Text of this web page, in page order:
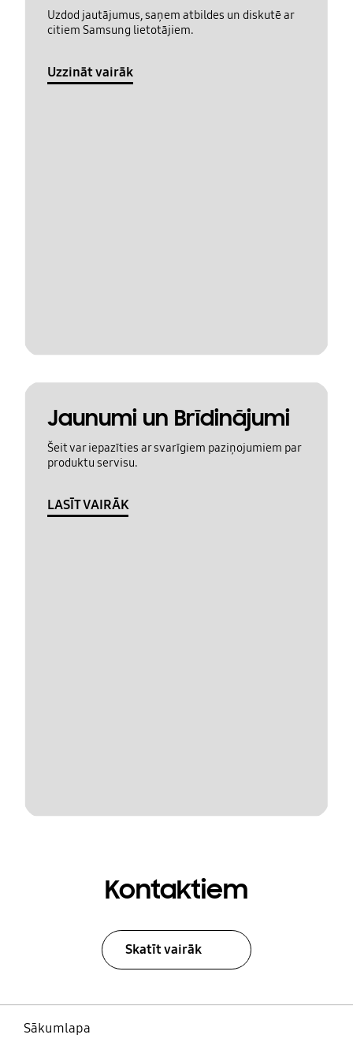
Uzdod jautājumus, saņem atbildes un diskutē ar
citiem Samsung lietotājiem.
Uzzināt vairāk
Jaunumi un Brīdinājumi
Šeit var iepazīties ar svarīgiem paziņojumiem par
produktu servisu.
LASĪT VAIRĀK
Kontaktiem
Skatīt vairāk
Sākumlapa